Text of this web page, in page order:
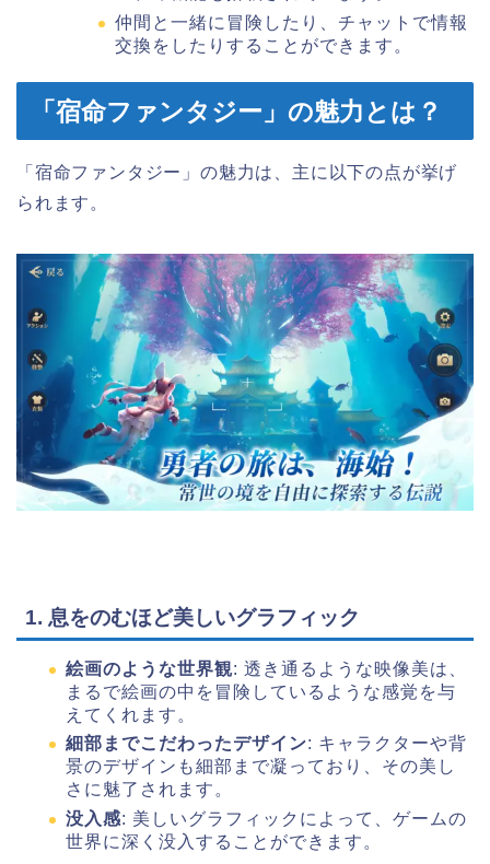
仲間と一緒に冒険したり、チャットで情報
交換をしたりすることができます。
「宿命ファンタジー」の魅力とは？
「宿命ファンタジー」の魅力は、主に以下の点が挙げ
られます。
1. 息をのむほど美しいグラフィック
絵画のような世界観: 透き通るような映像美は、
まるで絵画の中を冒険しているような感覚を与
えてくれます。
細部までこだわったデザイン: キャラクターや背
景のデザインも細部まで凝っており、その美し
さに魅了されます。
没入感: 美しいグラフィックによって、ゲームの
世界に深く没入することができます。